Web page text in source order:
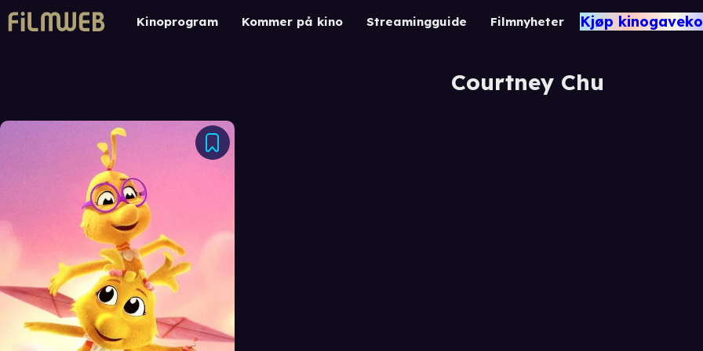
Kinoprogram Kommer på kino Streamingguide Filmnyheter Kjøp
Courtney Chu